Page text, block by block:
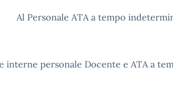
Al Personale ATA a tempo
interne personale Docente e ATA a